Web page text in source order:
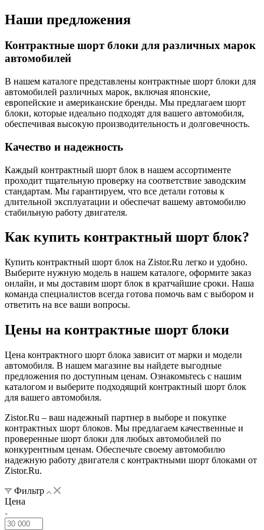
Наши предложения
Контрактные шорт блоки для различных марок
автомобилей
В нашем каталоге представлены контрактные шорт блоки для
автомобилей различных марок, включая японские,
европейские и американские бренды. Мы предлагаем шорт
блоки, которые идеально подходят для вашего автомобиля,
обеспечивая высокую производительность и долговечность.
Качество и надежность
Каждый контрактный шорт блок в нашем ассортименте
проходит тщательную проверку на соответствие заводским
стандартам. Мы гарантируем, что все детали готовы к
длительной эксплуатации и обеспечат вашему автомобилю
стабильную работу двигателя.
Как купить контрактный шорт блок?
Купить контрактный шорт блок на Zistor.Ru легко и удобно.
Выберите нужную модель в нашем каталоге, оформите заказ
онлайн, и мы доставим шорт блок в кратчайшие сроки. Наша
команда специалистов всегда готова помочь вам с выбором и
ответить на все ваши вопросы.
Цены на контрактные шорт блоки
Цена контрактного шорт блока зависит от марки и модели
автомобиля. В нашем магазине вы найдете выгодные
предложения по доступным ценам. Ознакомьтесь с нашим
каталогом и выберите подходящий контрактный шорт блок
для вашего автомобиля.
Zistor.Ru – ваш надежный партнер в выборе и покупке
контрактных шорт блоков. Мы предлагаем качественные и
проверенные шорт блоки для любых автомобилей по
конкурентным ценам. Обеспечьте своему автомобилю
надежную работу двигателя с контрактными шорт блоками от
Zistor.Ru.
Фильтр
Цена